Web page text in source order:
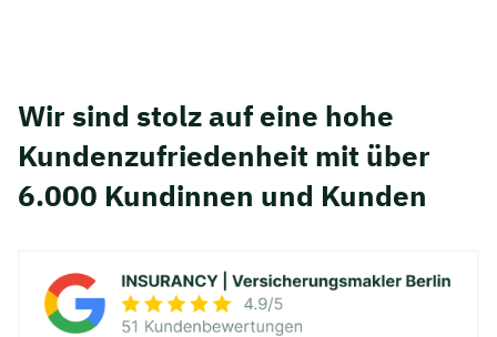
Wir sind stolz auf eine hohe
Kunden­zufriedenheit mit über
6.000 Kundinnen und Kunden